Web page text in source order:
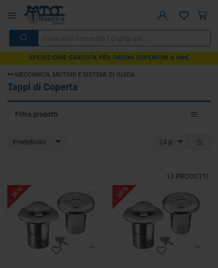
SPEDIZIONE GRATUITA PER ORDINI SUPERIORI A 199€
MECCANICA, MOTORI E SISTEMI DI GUIDA
Tappi di Coperta
Toggle
Filtra prodotti
Predefinito 24 p
13 PRODOTTI
- 26% - 26%